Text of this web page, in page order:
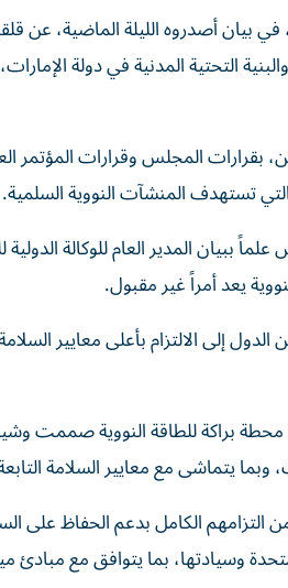
أصدروه الليلة الماضية، عن
التحتية المدنية في دولة
المجلس وقرارات المؤتمر
تستهدف المنشآت النووية السلمية.
ببيان المدير العام للوكالة
يعد أمراً غير مقبول.
إلى الالتزام بأعلى معايير
براكة للطاقة النووية صممت
وبما يتماشى مع معايير السلامة التابعة
الكامل بدعم الحفاظ على
وسيادتها، بما يتوافق مع مبادئ